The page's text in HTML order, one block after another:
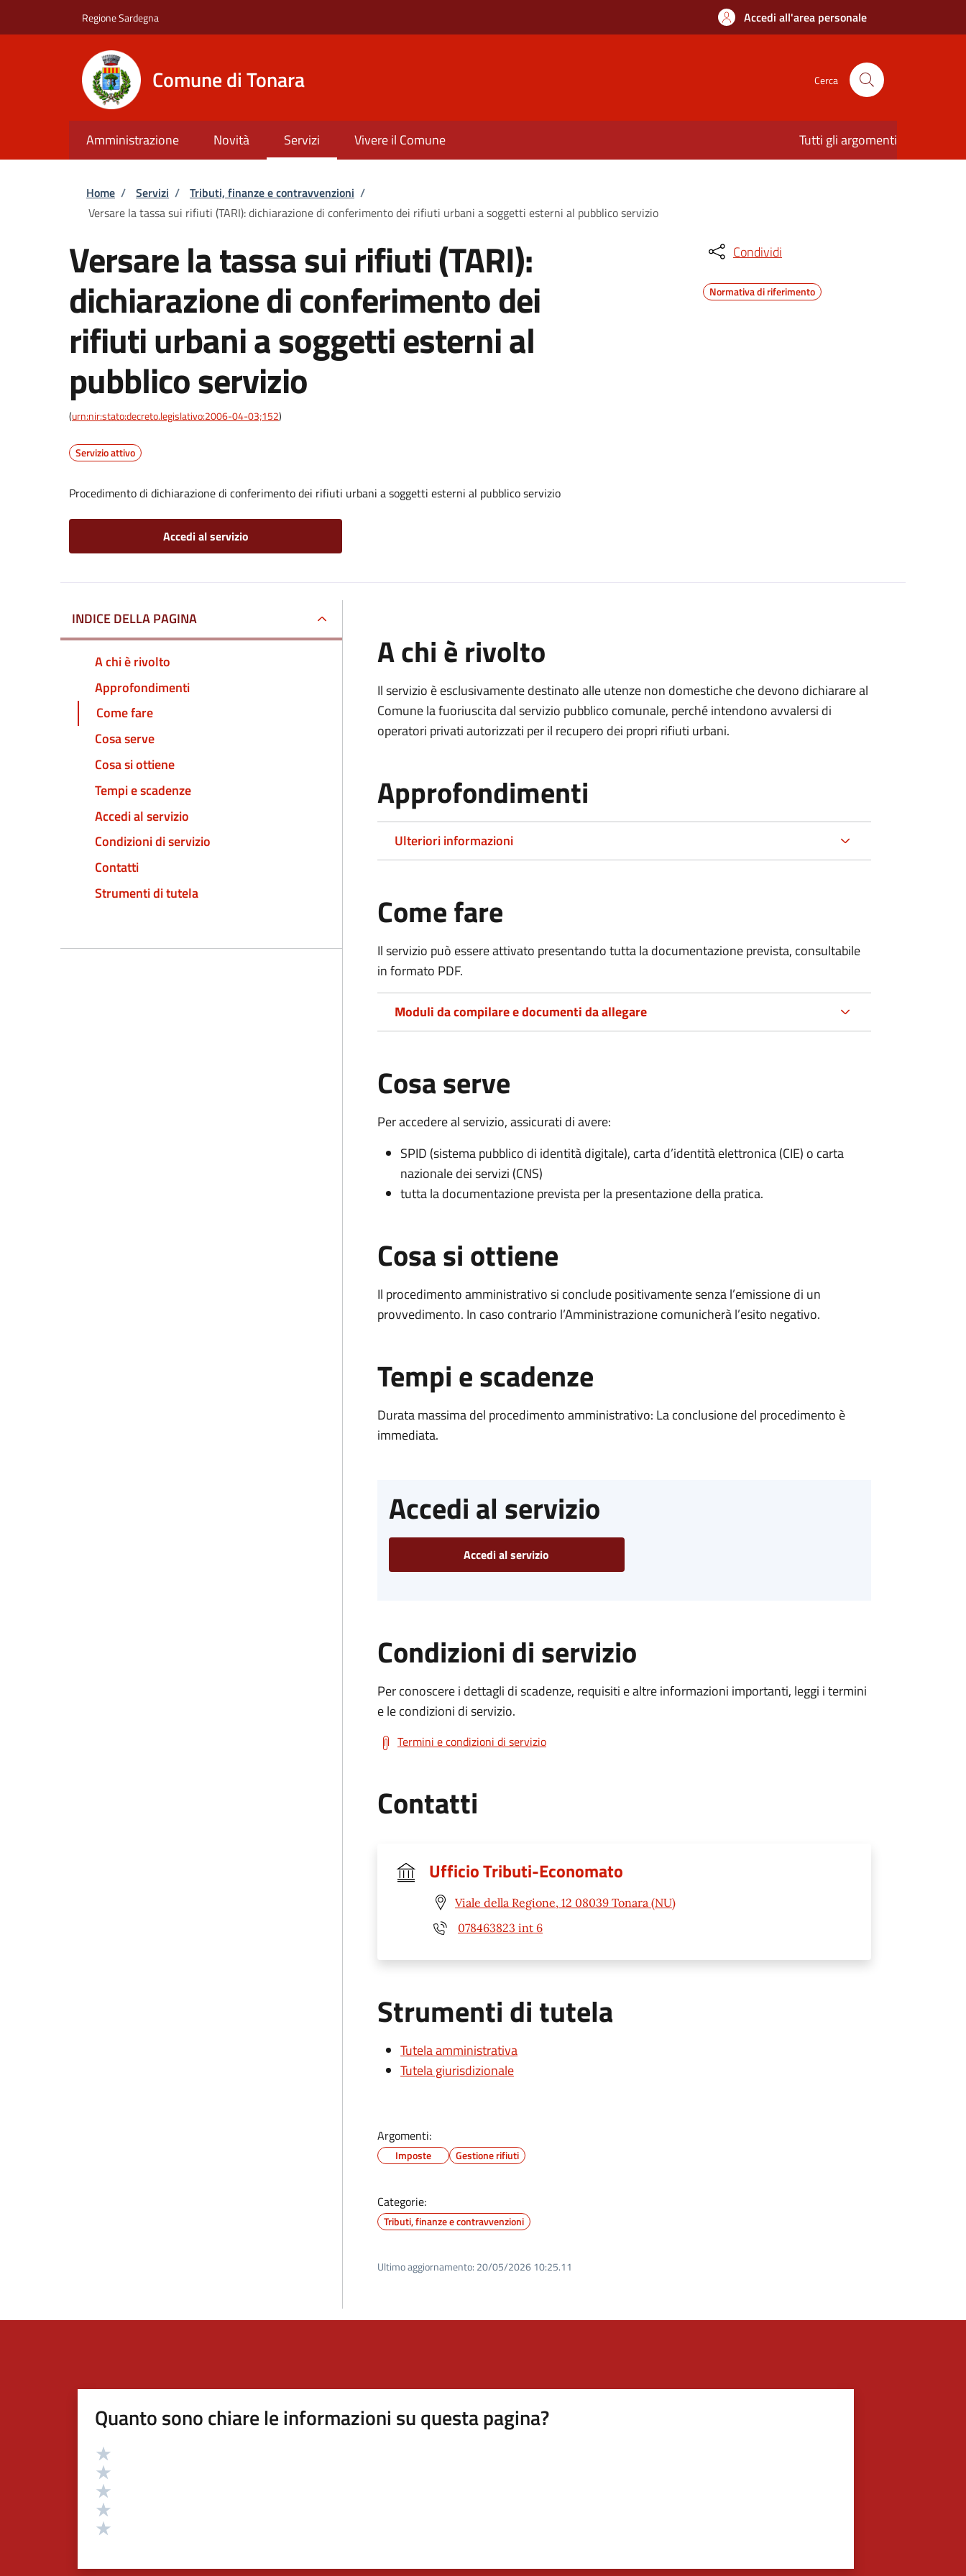
Regione Sardegna Accedi all'area personale
Comune di Tonara Cerca
Amministrazione Novità Servizi Vivere il Comune Tutti gli argomenti
Briciole di pane
Home / Servizi / Tributi, finanze e contravvenzioni /
Versare la tassa sui rifiuti (TARI): dichiarazione di conferimento dei rifiuti urbani a soggetti esterni al pubblico servizio
Versare la tassa sui rifiuti (TARI):
dichiarazione di conferimento dei
rifiuti urbani a soggetti esterni al
pubblico servizio
(urn:nir:stato:decreto.legislativo:2006-04-03;152)
Servizio attivo
Procedimento di dichiarazione di conferimento dei rifiuti urbani a soggetti esterni al pubblico servizio
Accedi al servizio
Condividi
Normativa di riferimento
INDICE DELLA PAGINA
A chi è rivolto
Approfondimenti
Come fare
Cosa serve
Cosa si ottiene
Tempi e scadenze
Accedi al servizio
Condizioni di servizio
Contatti
Strumenti di tutela
A chi è rivolto
Il servizio è esclusivamente destinato alle utenze non domestiche che devono dichiarare al
Comune la fuoriuscita dal servizio pubblico comunale, perché intendono avvalersi di
operatori privati autorizzati per il recupero dei propri rifiuti urbani.
Approfondimenti
Ulteriori informazioni
Come fare
Il servizio può essere attivato presentando tutta la documentazione prevista, consultabile
in formato PDF.
Moduli da compilare e documenti da allegare
Cosa serve
Per accedere al servizio, assicurati di avere:
SPID (sistema pubblico di identità digitale), carta d’identità elettronica (CIE) o carta
nazionale dei servizi (CNS)
tutta la documentazione prevista per la presentazione della pratica.
Cosa si ottiene
Il procedimento amministrativo si conclude positivamente senza l’emissione di un
provvedimento. In caso contrario l’Amministrazione comunicherà l’esito negativo.
Tempi e scadenze
Durata massima del procedimento amministrativo: La conclusione del procedimento è
immediata.
Accedi al servizio
Accedi al servizio
Condizioni di servizio
Per conoscere i dettagli di scadenze, requisiti e altre informazioni importanti, leggi i termini
e le condizioni di servizio.
Termini e condizioni di servizio
Contatti
Ufficio Tributi-Economato
Viale della Regione, 12 08039 Tonara (NU)
078463823 int 6
Strumenti di tutela
Tutela amministrativa
Tutela giurisdizionale
Argomenti:
Imposte Gestione rifiuti
Categorie:
Tributi, finanze e contravvenzioni
Ultimo aggiornamento: 20/05/2026 10:25.11
Quanto sono chiare le informazioni su questa pagina?
Valutazione